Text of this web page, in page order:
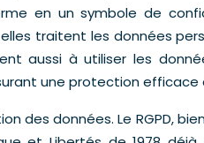
en un symbole de
traitent les données
aussi à utiliser les
une protection
données. Le RGPD,